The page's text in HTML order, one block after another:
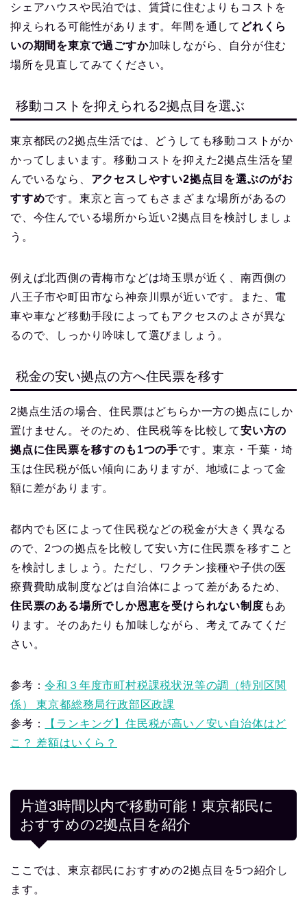
シェアハウスや民泊では、賃貸に住むよりもコストを
抑えられる可能性があります。年間を通して どれくら
いの期間を東京で過ごすか加味しながら、自分が住む
場所を見直してみてください。
移動コストを抑えられる2拠点目を選ぶ
東京都民の2拠点生活では、どうしても移動コストがか
かってしまいます。移動コストを抑えた2拠点生活を望
んでいるなら、 アクセスしやすい2拠点目を選ぶのがお
すすめです。東京と言ってもさまざまな場所があるの
で、今住んでいる場所から近い2拠点目を検討しましょ
う。
例えば北西側の青梅市などは埼玉県が近く、南西側の
八王子市や町田市なら神奈川県が近いです。また、電
車や車など移動手段によってもアクセスのよさが異な
るので、しっかり吟味して選びましょう。
税金の安い拠点の方へ住民票を移す
2拠点生活の場合、住民票はどちらか一方の拠点にしか
置けません。そのため、住民税等を比較して安い方の
拠点に住民票を移すのも1つの手です。東京・千葉・埼
玉は住民税が低い傾向にありますが、地域によって金
額に差があります。
都内でも区によって住民税などの税金が大きく異なる
ので、2つの拠点を比較して安い方に住民票を移すこと
を検討しましょう。ただし、ワクチン接種や子供の医
療費費助成制度などは自治体によって差があるため、
住民票のある場所でしか恩恵を受けられない制度 もあ
ります。そのあたりも加味しながら、考えてみてくだ
さい。
参考：令和３年度市町村税課税状況等の調（特別区関
係） 東京都総務局行政部区政課
参考：
【ランキング】住民税が高い／安い自治体はど
こ？ 差額はいくら？
片道3時間以内で移動可能！東京都民に
おすすめの2拠点目を紹介
ここでは、東京都民におすすめの2拠点目を5つ紹介し
ます。